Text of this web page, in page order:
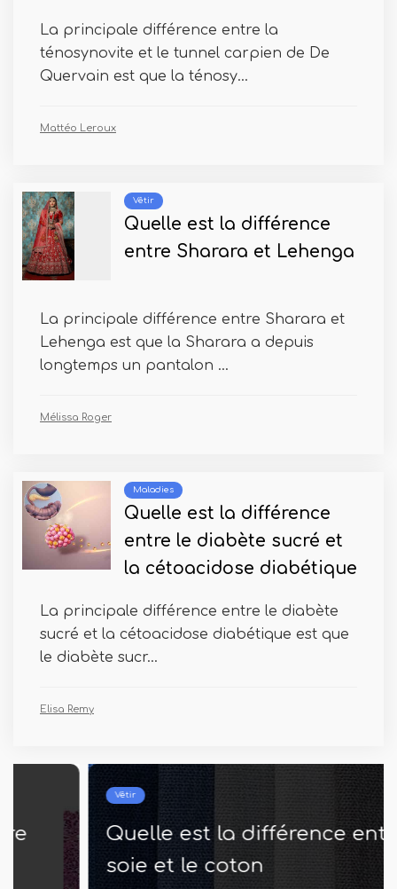
La principale différence entre la
ténosynovite et le tunnel carpien de De
Quervain est que la ténosy...
Mattéo Leroux
Vêtir
Quelle est la différence
entre Sharara et Lehenga
La principale différence entre Sharara et
Lehenga est que la Sharara a depuis
longtemps un pantalon ...
Mélissa Roger
Maladies
Quelle est la différence
entre le diabète sucré et
la cétoacidose diabétique
La principale différence entre le diabète
sucré et la cétoacidose diabétique est que
le diabète sucr...
Elisa Remy
Quelle est la différence entre la
soie et le coton